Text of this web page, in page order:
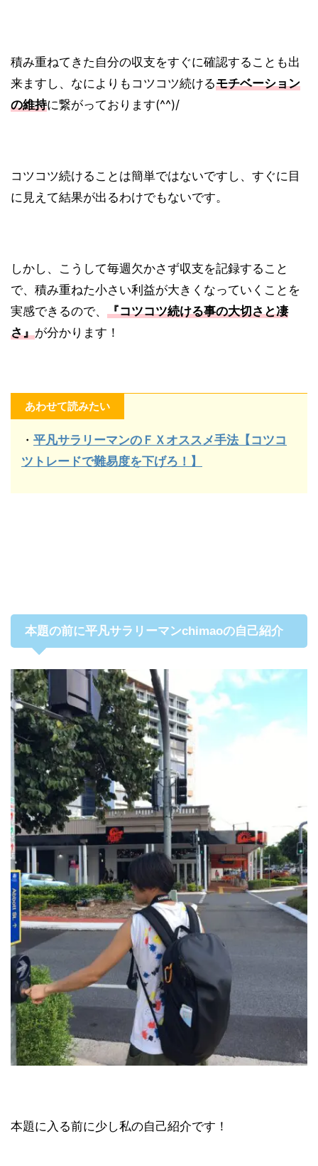
積み重ねてきた自分の収支をすぐに確認することも出
来ますし、なによりもコツコツ続けるモチベーション
の維持に繋がっております(^^)/
コツコツ続けることは簡単ではないですし、すぐに目
に見えて結果が出るわけでもないです。
しかし、こうして毎週欠かさず収支を記録すること
で、積み重ねた小さい利益が大きくなっていくことを
実感できるので、 『コツコツ続ける事の大切さと凄
さ』が分かります！
あわせて読みたい
・ 平凡サラリーマンのＦＸオススメ手法【コツコ
ツトレードで難易度を下げろ！】
本題の前に平凡サラリーマンchimaoの自己紹介
本題に入る前に少し私の自己紹介です！